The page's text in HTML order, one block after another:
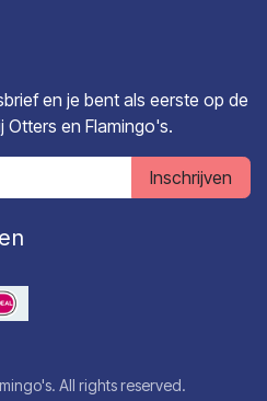
en je bent als eerste op de
en Flamingo's.
Inschrijven
All rights reserved.